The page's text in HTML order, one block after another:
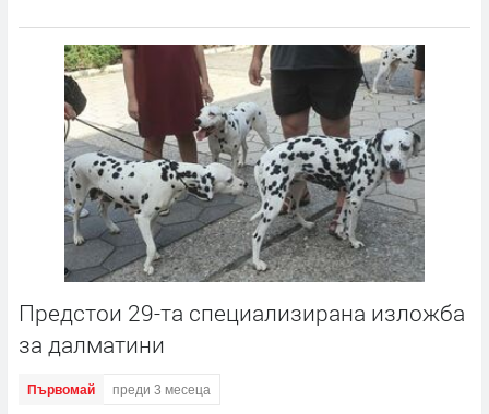
Предстои 29-та специализирана изложба
за далматини
Първомай преди 3 месеца